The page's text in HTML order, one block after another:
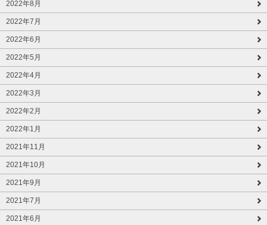
2022年8月
2022年7月
2022年6月
2022年5月
2022年4月
2022年3月
2022年2月
2022年1月
2021年11月
2021年10月
2021年9月
2021年7月
2021年6月